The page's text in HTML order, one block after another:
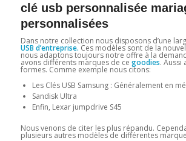
clé usb personnalisée
personnalisées
Dans notre collection nous disposons d’une
USB d’entreprise. Ces modèles sont de la
nous adaptons toujours notre offre à la
avons différents marques de ce goodies. Aussi
formes. Comme exemple nous citons:
Les Clés USB Samsung : Généralement en
Sandisk Ultra
Enfin, Lexar jumpdrive S45
Nous venons de citer les plus répandu.
plusieurs autres modèles de différentes